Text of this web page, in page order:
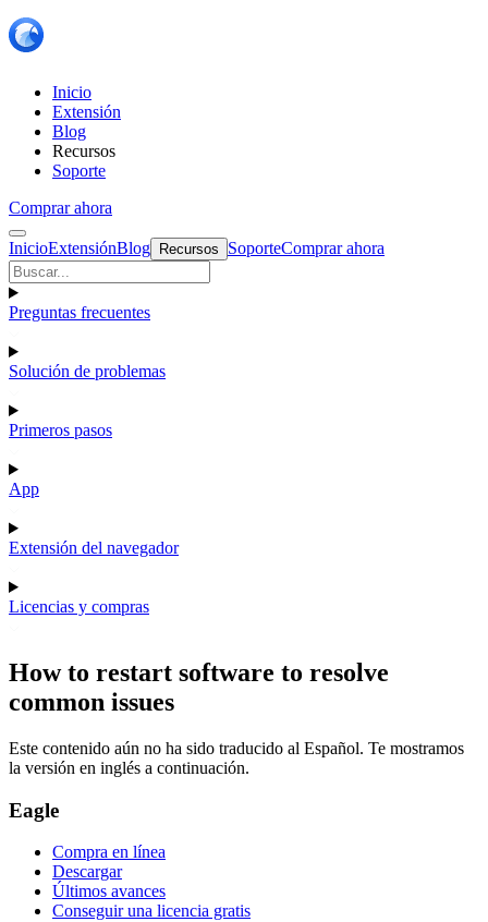
Inicio
Extensión
Blog
Recursos
Soporte
Comprar ahora
InicioExtensiónBlog Recursos SoporteComprar ahora
Preguntas frecuentes
Solución de problemas
Primeros pasos
App
Extensión del navegador
Licencias y compras
How to restart software to resolve
common issues
Este contenido aún no ha sido traducido al Español. Te mostramos
la versión en inglés a continuación.
Eagle
Compra en línea
Descargar
Últimos avances
Conseguir una licencia gratis